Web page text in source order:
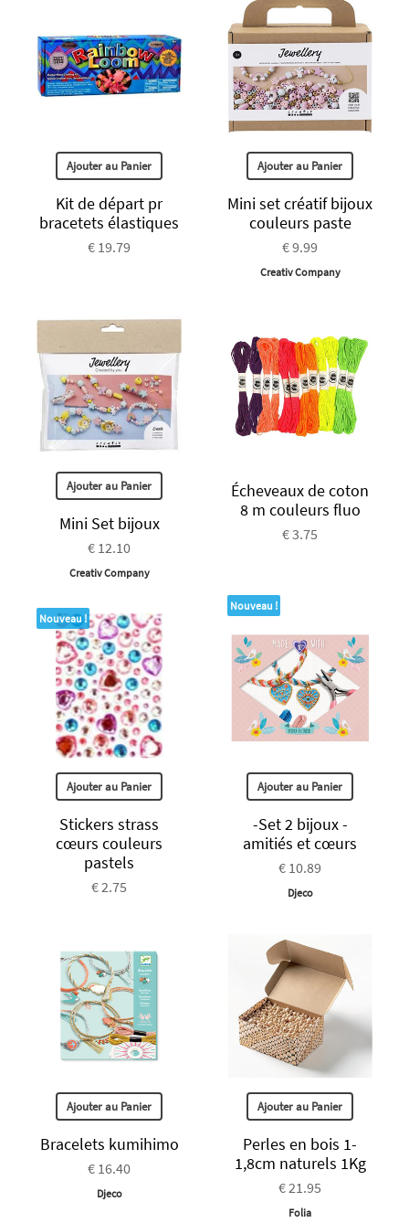
Ajouter au Panier
Kit de départ pr
bracetets élastiques
€ 19.79
Ajouter au Panier
Mini set créatif bijoux
couleurs paste
€ 9.99
Creativ Company
Ajouter au Panier
Mini Set bijoux
€ 12.10
Creativ Company
Écheveaux de coton
8 m couleurs fluo
€ 3.75
Nouveau !
Ajouter au Panier
Stickers strass
cœurs couleurs
pastels
€ 2.75
Nouveau !
Ajouter au Panier
-Set 2 bijoux -
amitiés et cœurs
€ 10.89
Djeco
Ajouter au Panier
Bracelets kumihimo
€ 16.40
Djeco
Ajouter au Panier
Perles en bois 1-
1,8cm naturels 1Kg
€ 21.95
Folia